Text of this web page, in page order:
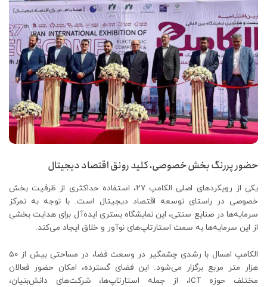
حضور پررنگ بخش خصوصی، کلید رونق اقتصاد دیجیتال
یکی از رویکردهای اصلی الکامپ ۲۷، استفاده حداکثری از ظرفیت بخش
خصوصی در راستای توسعه اقتصاد دیجیتال است. با توجه به تمرکز
سرمایه‌ها در صنایع سنتی، این نمایشگاه بستری ایده‌آل برای هدایت بخشی
از این سرمایه‌ها به سمت استارتاپ‌های نوآور و خلاق ایجاد می‌کند.
الکامپ امسال با رشدی چشمگیر در وسعت فضا، در مساحتی بیش از ۵۰
هزار متر مربع برگزار می‌شود. این فضای گسترده، امکان حضور فعالان
مختلف حوزه ICT، از جمله استارتاپ‌ها، شرکت‌های دانش‌بنیان،